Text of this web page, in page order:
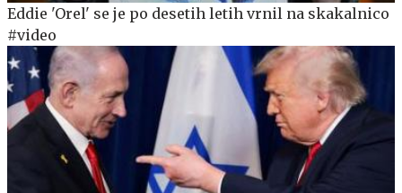
Eddie 'Orel' se je po desetih letih vrnil na skakalnico
#video